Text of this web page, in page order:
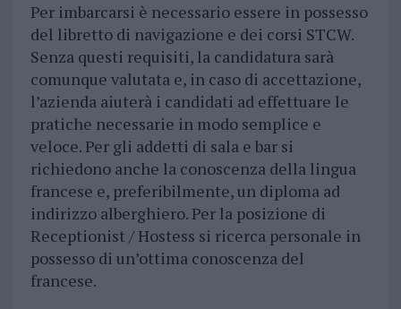
Per imbarcarsi è necessario essere in possesso
del libretto di navigazione e dei corsi STCW.
Senza questi requisiti, la candidatura sarà
comunque valutata e, in caso di accettazione,
l’azienda aiuterà i candidati ad effettuare le
pratiche necessarie in modo semplice e
veloce. Per gli addetti di sala e bar si
richiedono anche la conoscenza della lingua
francese e, preferibilmente, un diploma ad
indirizzo alberghiero. Per la posizione di
Receptionist / Hostess si ricerca personale in
possesso di un’ottima conoscenza del
francese.